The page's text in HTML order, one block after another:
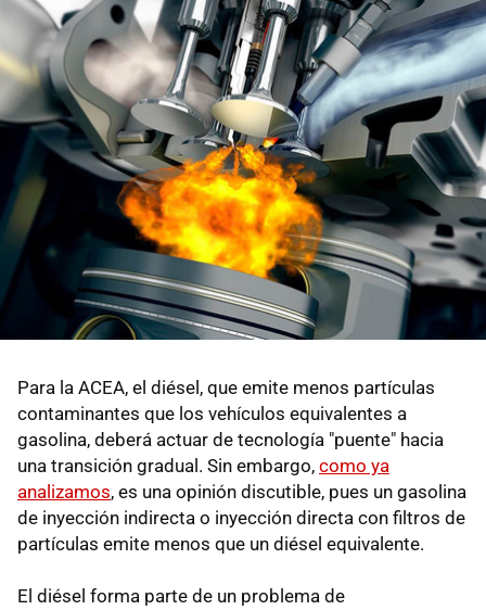
Para la ACEA, el diésel, que emite menos partículas
contaminantes que los vehículos equivalentes a
gasolina, deberá actuar de tecnología "puente" hacia
una transición gradual. Sin embargo, como ya
analizamos, es una opinión discutible, pues un gasolina
de inyección indirecta o inyección directa con filtros de
partículas emite menos que un diésel equivalente.
El diésel forma parte de un problema de